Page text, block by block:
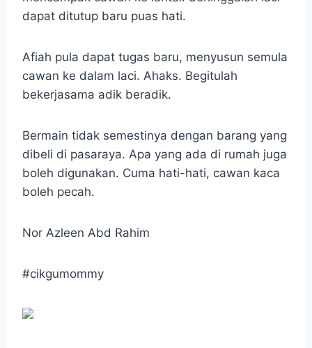
dapat ditutup baru puas hati.
Afiah pula dapat tugas baru, menyusun semula
cawan ke dalam laci. Ahaks. Begitulah
bekerjasama adik beradik.
Bermain tidak semestinya dengan barang yang
dibeli di pasaraya. Apa yang ada di rumah juga
boleh digunakan. Cuma hati-hati, cawan kaca
boleh pecah.
Nor Azleen Abd Rahim
#cikgumommy